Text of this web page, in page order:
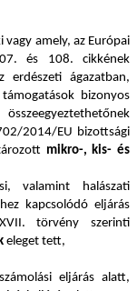
vagy amely, az Európai
és 108. cikkének
erdészeti ágazatban,
bizonyos
2014/EU bizottsági
mikro-, kis- és
valamint halászati
kapcsolódó eljárás
törvény szerinti
eleget tett,
eljárás alatt,